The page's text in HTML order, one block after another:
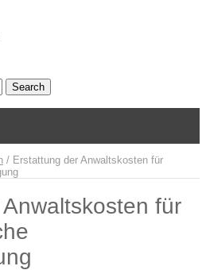
/ Erstattung der Anwaltskosten für
für